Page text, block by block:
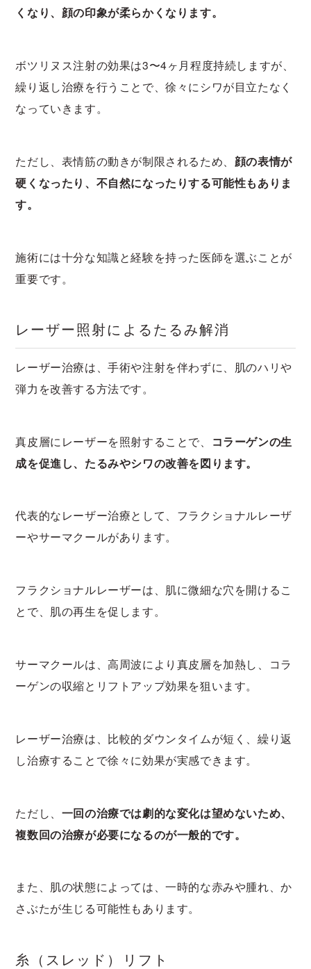
くなり、顔の印象が柔らかくなります。
ボツリヌス注射の効果は3〜4ヶ月程度持続しますが、
繰り返し治療を行うことで、徐々にシワが目立たなく
なっていきます。
ただし、表情筋の動きが制限されるため、 顔の表情が
硬くなったり、不自然になったりする可能性もありま
す。
施術には十分な知識と経験を持った医師を選ぶことが
重要です。
レーザー照射によるたるみ解消
レーザー治療は、手術や注射を伴わずに、肌のハリや
弾力を改善する方法です。
真皮層にレーザーを照射することで、
コラーゲンの生
成を促進し、たるみやシワの改善を図ります。
代表的なレーザー治療として、フラクショナルレーザ
ーやサーマクールがあります。
フラクショナルレーザーは、肌に微細な穴を開けるこ
とで、肌の再生を促します。
サーマクールは、高周波により真皮層を加熱し、コラ
ーゲンの収縮とリフトアップ効果を狙います。
レーザー治療は、比較的ダウンタイムが短く、繰り返
し治療することで徐々に効果が実感できます。
ただし、 一回の治療では劇的な変化は望めないため、
複数回の治療が必要になるのが一般的です。
また、肌の状態によっては、一時的な赤みや腫れ、か
さぶたが生じる可能性もあります。
糸（スレッド）リフト